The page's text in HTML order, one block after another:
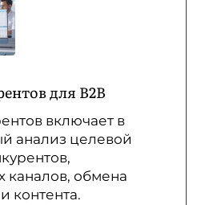
для B2B
включает в
анализ целевой
каналов, обмена
контента.